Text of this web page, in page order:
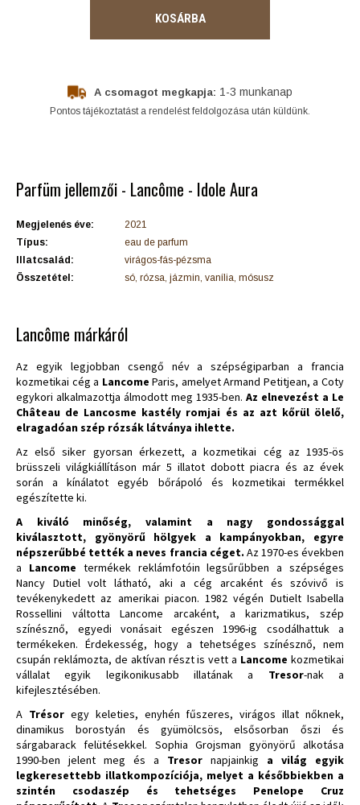
KOSÁRBA
A csomagot megkapja: 1-3 munkanap
Pontos tájékoztatást a rendelést feldolgozása után küldünk.
Parfüm jellemzői - Lancôme - Idole Aura
Megjelenés éve:
2021
Típus:
eau de parfum
Illatcsalád:
virágos-fás-pézsma
Összetétel:
só, rózsa, jázmin, vanília, mósusz
Lancôme márkáról
Az egyik legjobban csengő név a szépségiparban a francia
kozmetikai cég a Lancome Paris, amelyet Armand Petitjean, a Coty
egykori alkalmazottja álmodott meg 1935-ben. Az elnevezést a Le
Château de Lancosme kastély romjai és az azt kőrül ölelő,
elragadóan szép rózsák látványa ihlette.
Az első siker gyorsan érkezett, a kozmetikai cég az 1935-ös
brüsszeli világkiállításon már 5 illatot dobott piacra és az évek
során a kínálatot egyéb bőrápoló és kozmetikai termékkel
egészítette ki.
A kiváló minőség, valamint a nagy gondossággal
kiválasztott, gyönyörű hölgyek a kampányokban, egyre
népszerűbbé tették a neves francia céget. Az 1970-es években
a Lancome termékek reklámfotóin legsűrűbben a szépséges
Nancy Dutiel volt látható, aki a cég arcaként és szóvivő is
tevékenykedett az amerikai piacon. 1982 végén Dutielt Isabella
Rossellini váltotta Lancome arcaként, a karizmatikus, szép
színésznő, egyedi vonásait egészen 1996-ig csodálhattuk a
termékeken. Érdekesség, hogy a tehetséges színésznő, nem
csupán reklámozta, de aktívan részt is vett a Lancome kozmetikai
vállalat egyik legikonikusabb illatának a Tresor-nak a
kifejlesztésében.
A Trésoregy keleties, enyhén fűszeres, virágos illat nőknek,
dinamikus borostyán és gyümölcsös, elsősorban őszi és
sárgabarack felütésekkel. Sophia Grojsman gyönyörű alkotása
1990-ben jelent meg és a Tresor napjainkig a világ egyik
legkeresettebb illatkompozíciója, melyet a későbbiekben a
szintén csodaszép és tehetséges Penelope Cruz